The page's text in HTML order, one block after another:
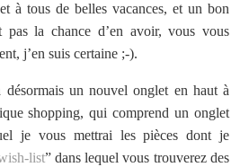
à tous de belles vacances, et un bon
pas la chance d’en avoir, vous vous
j’en suis certaine ;-).
un nouvel onglet en haut à
shopping, qui comprend un onglet
je vous mettrai les pièces dont je
list” dans lequel vous trouverez des